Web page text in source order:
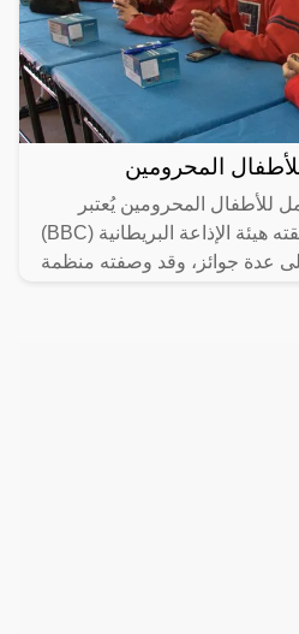
المحرومين
للأطفال المحرومين يُعتبر
برنامج "درس" الذي أطلقته هيئة الإذاعة البريطانية (BBC)
عدة جوائز، وقد وصفته منظمة